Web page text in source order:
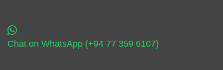
Chat on WhatsApp (+94 77 359 6107)